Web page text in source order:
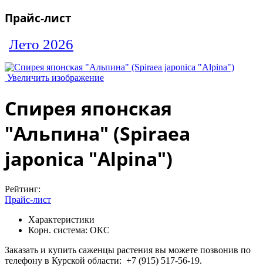
Прайс-лист
Лето 2026
Увеличить изображение
Спирея японская
"Альпина" (Spiraea
japonica "Alpina")
Рейтинг:
Прайс-лист
Характеристики
Корн. система: ОКС
Заказать и купить саженцы растения вы можете позвонив по
телефону в Курской области: +7 (915) 517-56-19.